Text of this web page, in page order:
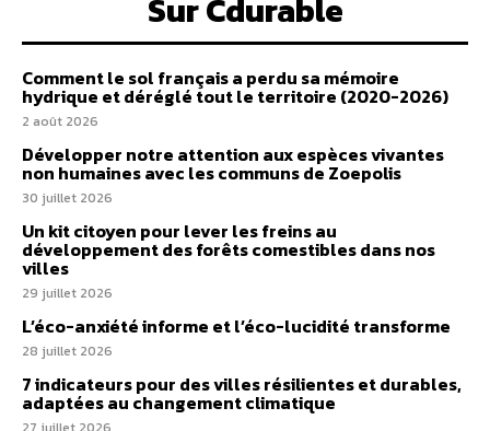
Sur Cdurable
Comment le sol français a perdu sa mémoire
hydrique et déréglé tout le territoire (2020-2026)
2 août 2026
Développer notre attention aux espèces vivantes
non humaines avec les communs de Zoepolis
30 juillet 2026
Un kit citoyen pour lever les freins au
développement des forêts comestibles dans nos
villes
29 juillet 2026
L’éco-anxiété informe et l’éco-lucidité transforme
28 juillet 2026
7 indicateurs pour des villes résilientes et durables,
adaptées au changement climatique